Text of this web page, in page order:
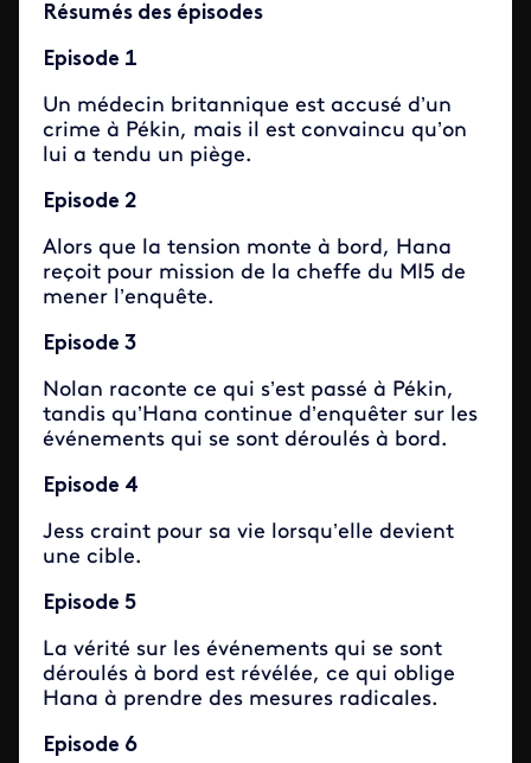
Résumés des épisodes
Episode 1
Un médecin britannique est accusé d’un
crime à Pékin, mais il est convaincu qu’on
lui a tendu un piège.
Episode 2
Alors que la tension monte à bord, Hana
reçoit pour mission de la cheffe du MI5 de
mener l’enquête.
Episode 3
Nolan raconte ce qui s’est passé à Pékin,
tandis qu’ Hana continue d’enquêter sur les
événements qui se sont déroulés à bord.
Episode 4
Jess craint pour sa vie lorsqu’elle devient
une cible.
Episode 5
La vérité sur les événements qui se sont
déroulés à bord est révélée, ce qui oblige
Hana à prendre des mesures radicales.
Episode 6